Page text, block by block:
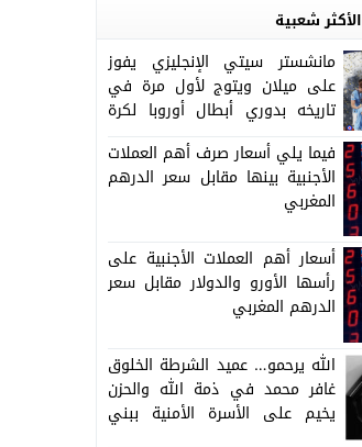
الأكثر شعبية
مانشستر سيتي الإنجليزي يفوز
على ميلان ويتوج لأول مرة في
تاريخه بدوري أبطال أوروبا لكرة
فيما يلي أسعار صرف أهم العملات
الأجنبية بينها مقابل سعر الدرهم
المغربي
أسعار أهم العملات الأجنبية على
رأسها الأورو والدولار مقابل سعر
الدرهم المغربي
الله يرحمو… عميد الشرطة الخلوق
غافر محمد في ذمة الله والحزن
يخيم على الأسرة الأمنية ببني